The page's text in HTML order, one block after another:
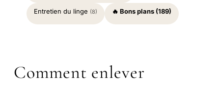
Entretien du linge (8) 🔥 Bons plans (189)
Comment enlever